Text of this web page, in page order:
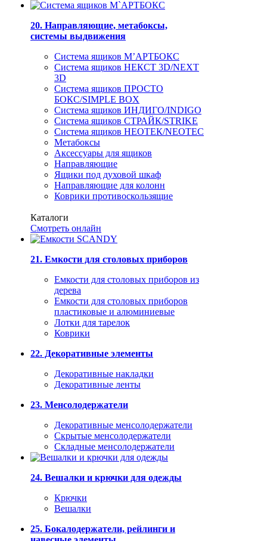
20. Направляющие, метабоксы,
системы выдвижения
Система ящиков М’АРТБОКС
Система ящиков НЕКСТ 3D/NEXT
3D
Система ящиков ПРОСТО
БОКС/SIMPLE BOX
Система ящиков ИНДИГО/INDIGO
Система ящиков СТРАЙК/STRIKE
Система ящиков НЕОТЕК/NEOTEC
Метабоксы
Аксессуары для ящиков
Направляющие
Ящики под духовой шкаф
Направляющие для колонн
Коврики противоскользящие
Каталоги
Смотреть онлайн
21. Емкости для столовых приборов
Емкости для столовых приборов из
дерева
Емкости для столовых приборов
пластиковые и алюминиевые
Лотки для тарелок
Коврики
22. Декоративные элементы
Декоративные накладки
Декоративные ленты
23. Менсолодержатели
Декоративные менсолодержатели
Скрытые менсолодержатели
Складные менсолодержатели
24. Вешалки и крючки для одежды
Крючки
Вешалки
25. Бокалодержатели, рейлинги и